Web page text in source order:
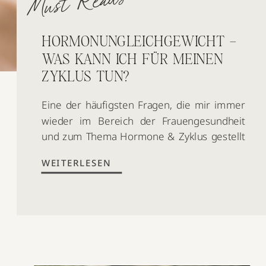
HORMONUNGLEICHGEWICHT –
WAS KANN ICH FÜR MEINEN
ZYKLUS TUN?
Eine der häufigsten Fragen, die mir immer
wieder im Bereich der Frauengesundheit
und zum Thema Hormone & Zyklus gestellt
wenn ich an einem Hormonungleichgewicht
WEITERLESEN